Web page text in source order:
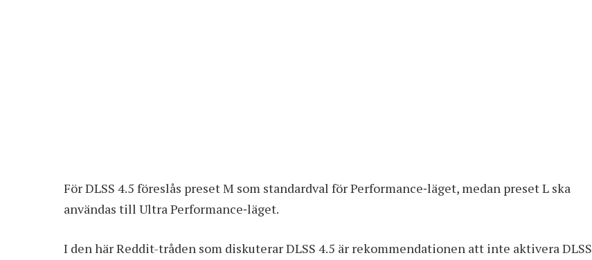
För DLSS 4.5 föreslås preset M som standardval för Performance‑läget, medan preset L ska
användas till Ultra Performance‑läget.
I den här Reddit-tråden som diskuterar DLSS 4.5 är rekommendationen att inte aktivera DLSS